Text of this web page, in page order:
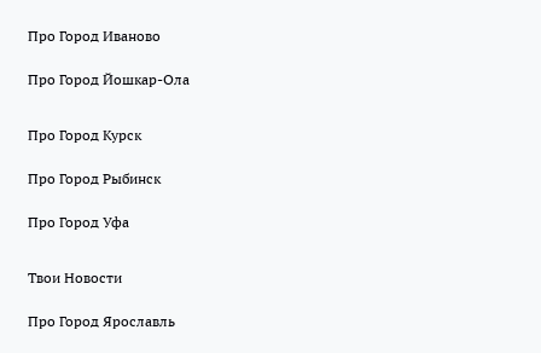
Про Город Иваново
Про Город Йошкар-Ола
Про Город Курск
Про Город Рыбинск
Про Город Уфа
Твои Новости
Про Город Ярославль